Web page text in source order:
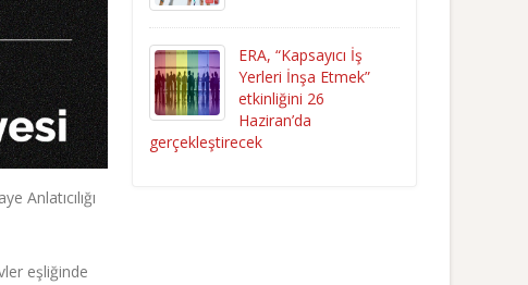
Anlatıcılığı
eşliğinde
ERA, “Kapsayıcı İş
Yerleri İnşa Etmek”
etkinliğini 26
Haziran’da
gerçekleştirecek